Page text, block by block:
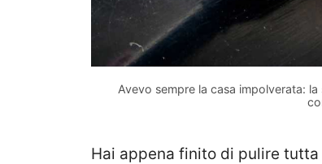
Avevo sempre la casa impolverata:
Hai appena finito di pulire